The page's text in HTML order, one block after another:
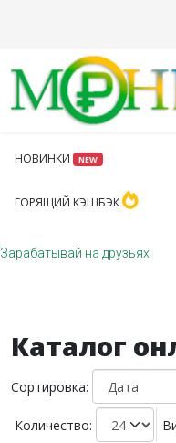
НОВИНКИ NEW
ГОРЯЩИЙ КЭШБЭК
Зарабатывай на друзьях
Каталог
Сортировка:
Количество: